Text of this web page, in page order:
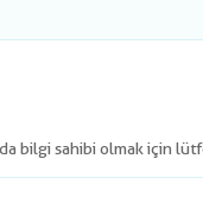
bilgi sahibi olmak için